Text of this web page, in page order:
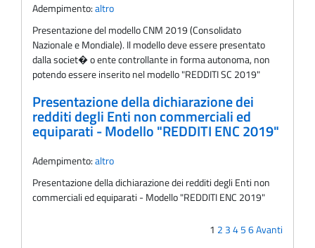
Adempimento:altro
Presentazione del modello CNM 2019 (Consolidato
Nazionale e Mondiale). Il modello deve essere presentato
dalla societ� o ente controllante in forma autonoma, non
potendo essere inserito nel modello "REDDITI SC 2019"
Presentazione della dichiarazione dei
redditi degli Enti non commerciali ed
equiparati - Modello "REDDITI ENC 2019"
Adempimento:altro
Presentazione della dichiarazione dei redditi degli Enti non
commerciali ed equiparati - Modello "REDDITI ENC 2019"
1 2 3456Avanti